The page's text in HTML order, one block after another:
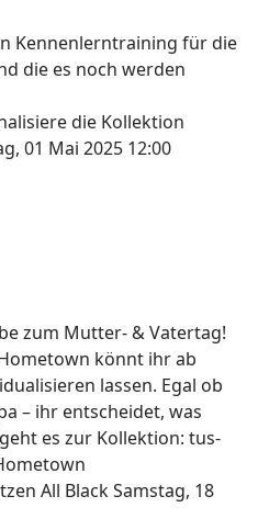
Kennenlerntraining für die
die es noch werden
die Kollektion
01 Mai 2025 12:00
zum Mutter- & Vatertag!
könnt ihr ab
lassen. Egal ob
– ihr entscheidet, was
es zur Kollektion: tus-
All BlackSamstag, 18